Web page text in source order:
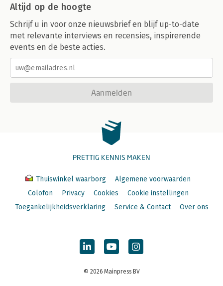
Altijd op de hoogte
Schrijf u in voor onze nieuwsbrief en blijf up-to-date
met relevante interviews en recensies, inspirerende
events en de beste acties.
Aanmelden
PRETTIG KENNIS MAKEN
Thuiswinkel waarborg
Algemene voorwaarden
Colofon
Privacy Cookies
Cookie instellingen
Toegankelijkheidsverklaring
Service & Contact Over ons
© 2026 Mainpress BV